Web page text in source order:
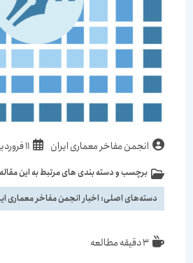
انجمن مفاخر معماری ایران 11 فروردین 1401
برچسب و دسته بندی های مرتبط به این مقاله:
دسته‌های اصلی:اخبار انجمن مفاخر معماری ایران
3 دقیقه مطالعه